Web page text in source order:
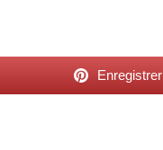
Enregistrer